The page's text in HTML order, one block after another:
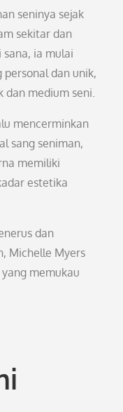
seninya sejak
sekitar dan
ia mulai
dan unik,
dan medium seni.
mencerminkan
sang seniman,
memiliki
estetika
dan
Michelle Myers
memukau